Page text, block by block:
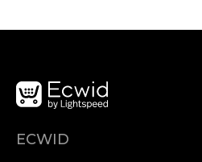
ECWID